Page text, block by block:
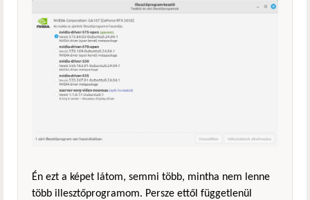
Én ezt a képet látom, semmi több, mintha nem lenne
több illesztőprogramom. Persze ettől függetlenül